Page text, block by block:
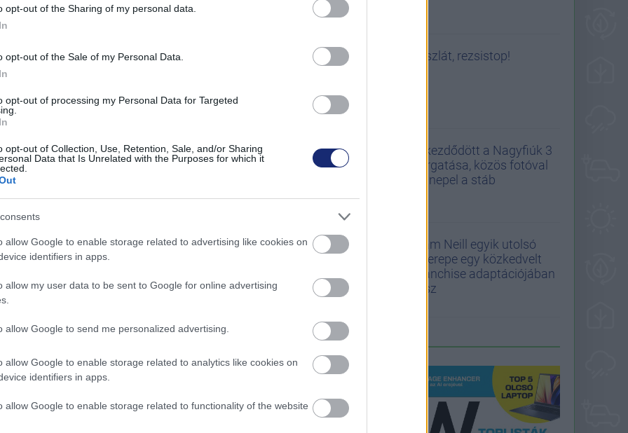
opt-out of the Sharing of my personal data.
opt-out of the Sale of my Personal Data.
opt-out of processing my Personal Data for Targeted
opt-out of Collection, Use, Retention, Sale, and/or Sharing
Data that Is Unrelated with the Purposes for which it
allow Google to enable storage related to advertising like cookies on
identifiers in apps.
allow my user data to be sent to Google for online advertising
allow Google to send me personalized advertising.
allow Google to enable storage related to analytics like cookies on
identifiers in apps.
allow Google to enable storage related to functionality of the website
is fontos szerepet tölt be az elektromobilitás
márka
között.
járműgyártó vállalat kínálatában indulásakor még
modellek is, de neve mára gyakorlatilag
vállalat igyekszik, hogy folyamatosan tartsa
aluxus kategória is megjelent kínálatában.
a világelső autógyártónak: egy pickup piacra
az ilyen irányú igényeknek
is a hírek szerint.
az első felvételek, melyek bemutatják a BYD
Viszlát, rezsistop!
Elkezdődött a Nagyfiúk 3
forgatása, közös fotóval
ünnepel a stáb
Sam Neill egyik utolsó
szerepe egy közkedvelt
franchise adaptációjában
lesz